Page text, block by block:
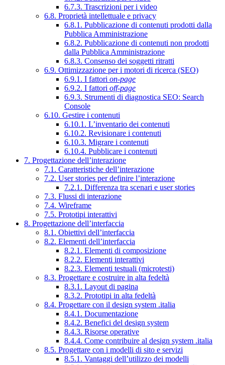
6.7.3. Trascrizioni per i video
6.8. Proprietà intellettuale e privacy
6.8.1. Pubblicazione di contenuti prodotti dalla
Pubblica Amministrazione
6.8.2. Pubblicazione di contenuti non prodotti
dalla Pubblica Amministrazione
6.8.3. Consenso dei soggetti ritratti
6.9. Ottimizzazione per i motori di ricerca (SEO)
6.9.1. I fattori on-page
6.9.2. I fattori off-page
6.9.3. Strumenti di diagnostica SEO: Search
Console
6.10. Gestire i contenuti
6.10.1. L’inventario dei contenuti
6.10.2. Revisionare i contenuti
6.10.3. Migrare i contenuti
6.10.4. Pubblicare i contenuti
7. Progettazione dell’interazione
7.1. Caratteristiche dell’interazione
7.2. User stories per definire l’interazione
7.2.1. Differenza tra scenari e user stories
7.3. Flussi di interazione
7.4. Wireframe
7.5. Prototipi interattivi
8. Progettazione dell’interfaccia
8.1. Obiettivi dell’interfaccia
8.2. Elementi dell’interfaccia
8.2.1. Elementi di composizione
8.2.2. Elementi interattivi
8.2.3. Elementi testuali (microtesti)
8.3. Progettare e costruire in alta fedeltà
8.3.1. Layout di pagina
8.3.2. Prototipi in alta fedeltà
8.4. Progettare con il design system .italia
8.4.1. Documentazione
8.4.2. Benefici del design system
8.4.3. Risorse operative
8.4.4. Come contribuire al design system .italia
8.5. Progettare con i modelli di sito e servizi
8.5.1. Vantaggi dell’utilizzo dei modelli